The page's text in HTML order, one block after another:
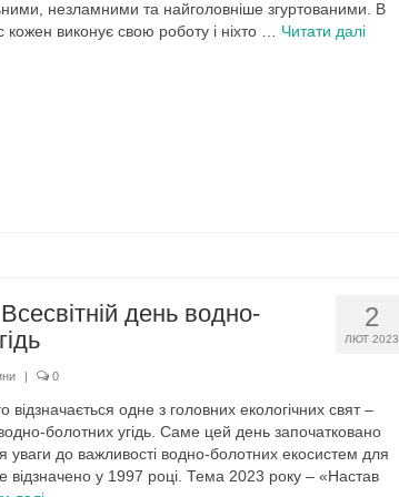
незламними та найголовніше згуртованими. В
кожен виконує свою роботу і ніхто … Читати далі
2
ЛЮТ 2023
день водно-
| 0
відзначається одне з головних екологічних свят –
болотних угідь. Саме цей день започатковано
уваги до важливості водно-болотних екосистем для
у 1997 році. Тема 2023 року – «Настав